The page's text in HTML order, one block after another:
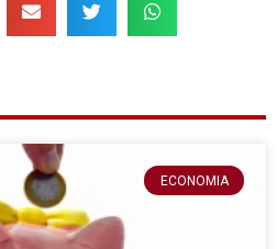
ECONOMIA